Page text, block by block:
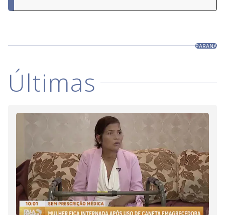
PARANA
Últimas